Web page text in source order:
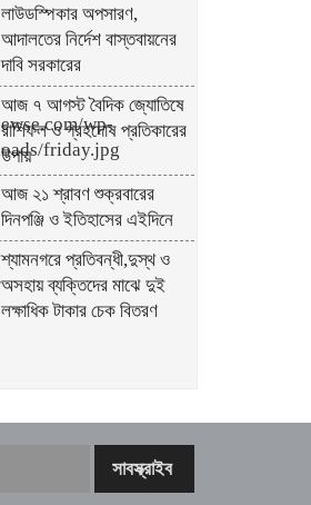
লাউডস্পিকার অপসারণ,
আদালতের নির্দেশ বাস্তবায়নের
দাবি সরকারের
আজ ৭ আগস্ট বৈদিক জ্যোতিষে
রাশিফল ও গ্রহদোষ প্রতিকারের
উপায়
আজ ২১ শ্রাবণ শুক্রবারের
দিনপঞ্জি ও ইতিহাসের এইদিনে
শ্যামনগরে প্রতিবন্ধী,দুস্থ ও
অসহায় ব্যক্তিদের মাঝে দুই
লক্ষাধিক টাকার চেক বিতরণ
শিল্প মন্ত্রণালয় সম্পর্কিত স্থায়ী